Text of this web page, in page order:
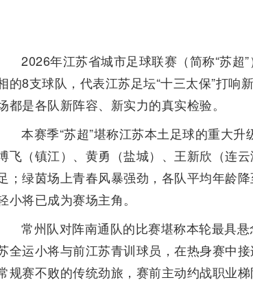
2026年江苏省城市足球联赛（简称“苏超
的8支球队，代表江苏足坛“十三太保”打响
都是各队新阵容、新实力的真实检验。
本赛季“苏超”堪称江苏本土足球的重大
飞（镇江）、黄勇（盐城）、王新欣（连
；绿茵场上青春风暴强劲，各队平均年龄
小将已成为赛场主角。
常州队对阵南通队的比赛堪称本轮最具
全运小将与前江苏青训球员，在热身赛中
规赛不败的传统劲旅，赛前主动约战职业